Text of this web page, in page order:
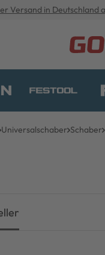
Versand in Deutschland
Universalschaber Schaber